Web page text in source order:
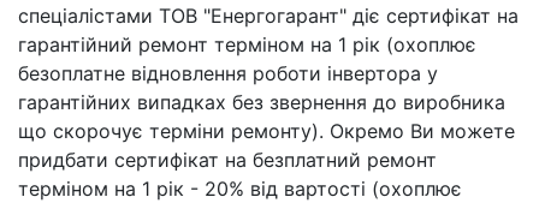
спеціалістами ТОВ "Енергогарант" діє сертифікат на
гарантійний ремонт терміном на 1 рік (охоплює
безоплатне відновлення роботи інвертора у
гарантійних випадках без звернення до виробника
що скорочує терміни ремонту). Окремо Ви можете
придбати сертифікат на безплатний ремонт
терміном на 1 рік - 20% від вартості (охоплює